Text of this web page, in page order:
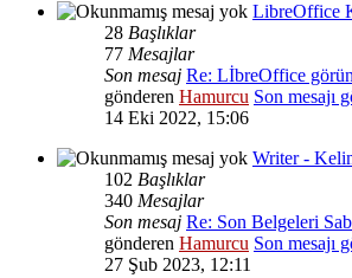
LibreOffice
28 Başlıklar
77 Mesajlar
Son mesaj Re: LİbreOffice
gönderen Hamurcu Son mesajı
14 Eki 2022, 15:06
Writer -
102 Başlıklar
340 Mesajlar
Son mesaj Re: Son Belgeleri
gönderen Hamurcu Son mesajı
27 Şub 2023, 12:11